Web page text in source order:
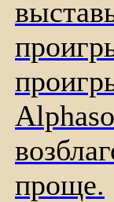
проще.